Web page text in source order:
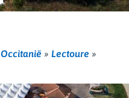
Occitanië » Lectoure »